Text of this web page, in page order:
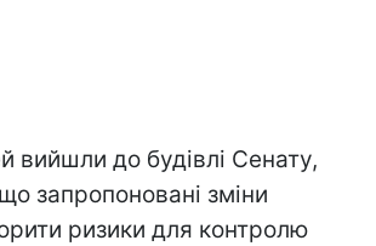
вийшли до будівлі Сенату,
запропоновані зміни
ризики для контролю